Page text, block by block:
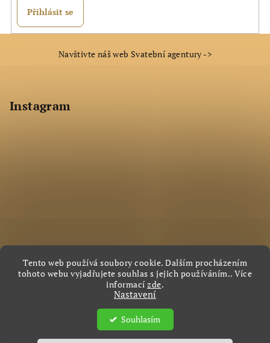
Tento web používá soubory cookie. Dalším procházením
tohoto webu vyjadřujete souhlas s jejich používáním.. Více
informací zde.
Nastavení
Souhlasím
Přihlásit se
Navštivte náš web Svatební agentury ->
Instagram
Sledovat na Instagramu
RH Svatby. Všechna práva vyhrazena.
Vytvořil Shoptet